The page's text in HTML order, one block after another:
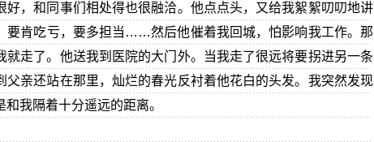
好，和同事们相处得也很融洽。他点点头，又给我絮絮叨叨地讲
要肯吃亏，要多担当……然后他催着我回城，怕影响我工作。那
就走了。他送我到医院的大门外。当我走了很远将要拐进另一条
父亲还站在那里，灿烂的春光反衬着他花白的头发。我突然发现
我隔着十分遥远的距离。